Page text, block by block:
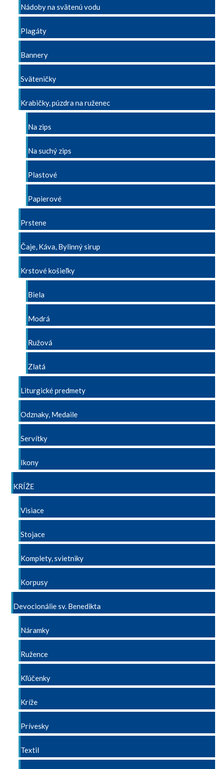
Nádoby na svätenú vodu
Plagáty
Bannery
Sväteničky
Krabičky, púzdra na ruženec
Na zips
Na suchý zips
Plastové
Papierové
Prstene
Čaje, Káva, Bylinný sirup
Krstové košieľky
Biela
Modrá
Ružová
Zlatá
Liturgické predmety
Odznaky, Medaile
Servítky
Ikony
KRÍŽE
Visiace
Stojace
Komplety, svietniky
Korpusy
Devocionálie sv. Benedikta
Náramky
Ružence
Kľúčenky
Kríže
Prívesky
Textil